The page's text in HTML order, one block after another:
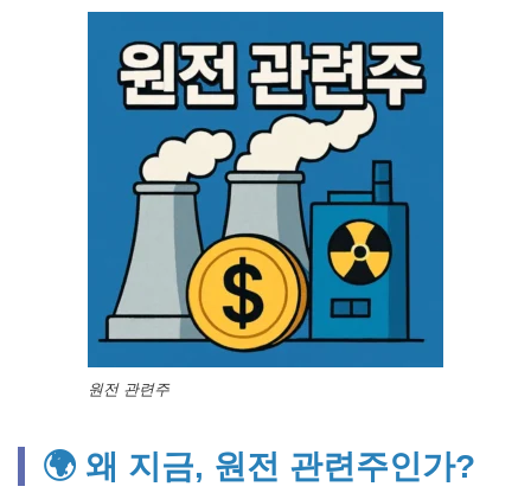
원전 관련주
🌍 왜 지금, 원전 관련주인가?